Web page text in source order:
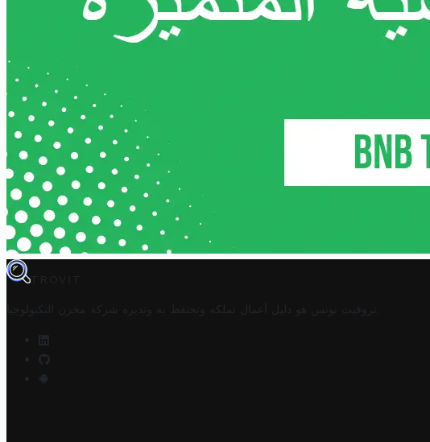
TROVIT
تروفيت تونس هو دليل أعمال تملكه وتحتفظ به وتديره شركة مخزن التكنولوجيا